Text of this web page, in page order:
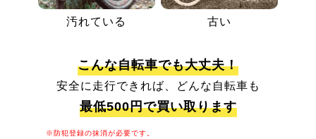
汚れている 古い
こんな自転車でも大丈夫！
安全に走行できれば、どんな自転車も
最低500円で買い取ります
※防犯登録の抹消が必要です。